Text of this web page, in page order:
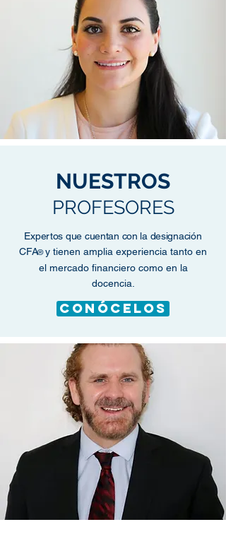
NUESTROS
PROFESORES
Expertos que cuentan con la designación
CFA®y tienen amplia experiencia tanto en
el mercado financiero como en la
docencia.
conócelos